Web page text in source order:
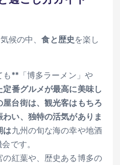
候の中、食と歴史 を楽し
も**「博多ラーメン」や
定番グルメが最高に美味し
台街は、観光客はもちろ
い、独特の活気がありま
は九州の旬な海の幸や地酒
です。
の紅葉や、歴史ある博多の